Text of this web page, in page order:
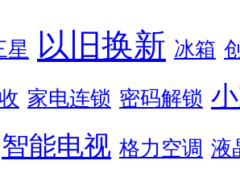
星 以旧换新 冰箱
家电连锁 密码解锁
智能电视 格力空调 液